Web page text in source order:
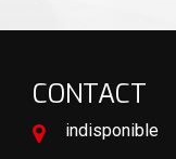
CONTACT
indisponible